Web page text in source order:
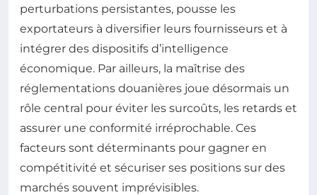
perturbations persistantes, pousse les
exportateurs à diversifier leurs fournisseurs et à
intégrer des dispositifs d’intelligence
économique. Par ailleurs, la maîtrise des
réglementations douanières joue désormais un
rôle central pour éviter les surcoûts, les retards et
assurer une conformité irréprochable. Ces
facteurs sont déterminants pour gagner en
compétitivité et sécuriser ses positions sur des
marchés souvent imprévisibles.